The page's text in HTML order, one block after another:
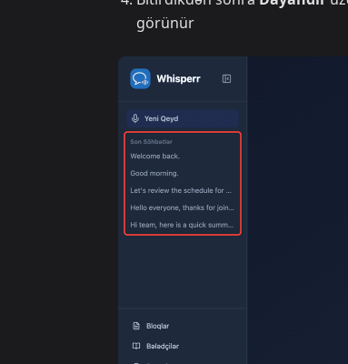
görünür